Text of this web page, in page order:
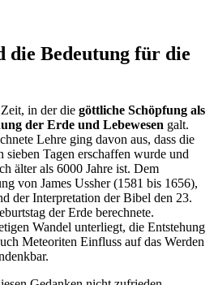
die Bedeutung für die
in der die göttliche Schöpfung als
der Erde und Lebewesen galt.
Lehre ging davon aus, dass die
Tagen erschaffen wurde und
älter als 6000 Jahre ist. Dem
von James Ussher (1581 bis 1656),
der Interpretation der Bibel den 23.
der Erde berechnete.
Wandel unterliegt, die Entstehung
Meteoriten Einfluss auf das Werden